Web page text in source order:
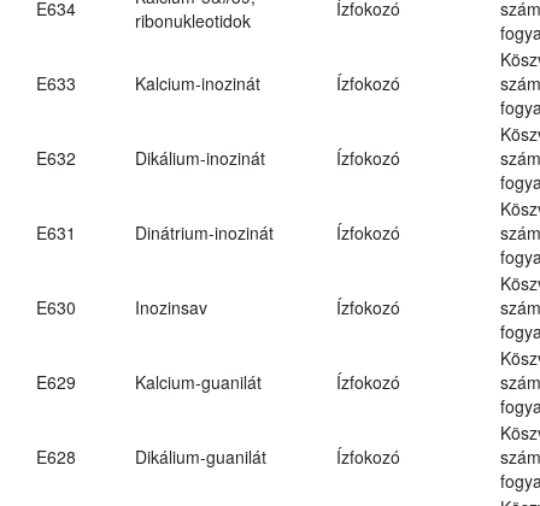
E634
ribonukleotidok
Ízfokozó
E633 Kalcium-inozinát Ízfokozó
E632 Dikálium-inozinát Ízfokozó
E631 Dinátrium-inozinát Ízfokozó
E630 Inozinsav Ízfokozó
E629 Kalcium-guanilát Ízfokozó
E628 Dikálium-guanilát Ízfokozó